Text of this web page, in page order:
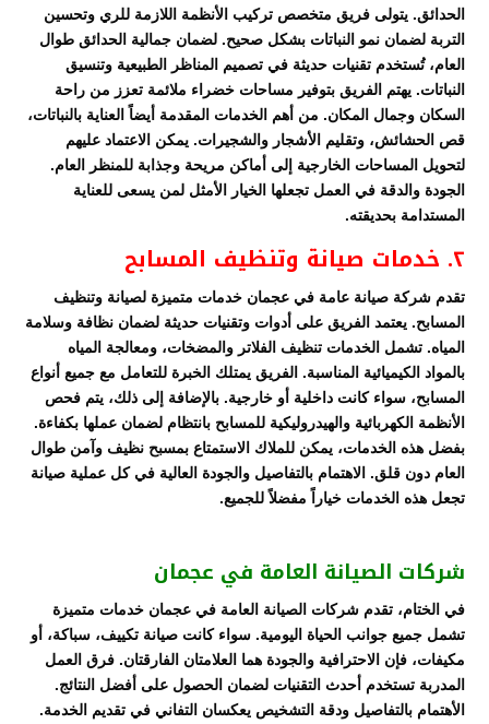
الحدائق. يتولى فريق متخصص تركيب الأنظمة اللازمة للري وتحسين
التربة لضمان نمو النباتات بشكل صحيح. لضمان جمالية الحدائق طوال
العام، تُستخدم تقنيات حديثة في تصميم المناظر الطبيعية وتنسيق
النباتات. يهتم الفريق بتوفير مساحات خضراء ملائمة تعزز من راحة
السكان وجمال المكان. من أهم الخدمات المقدمة أيضاً العناية بالنباتات،
قص الحشائش، وتقليم الأشجار والشجيرات. يمكن الاعتماد عليهم
لتحويل المساحات الخارجية إلى أماكن مريحة وجذابة للمنظر العام.
الجودة والدقة في العمل تجعلها الخيار الأمثل لمن يسعى للعناية
المستدامة بحديقته.
٢. خدمات صيانة وتنظيف المسابح
تقدم شركة صيانة عامة في عجمان خدمات متميزة لصيانة وتنظيف
المسابح. يعتمد الفريق على أدوات وتقنيات حديثة لضمان نظافة وسلامة
المياه. تشمل الخدمات تنظيف الفلاتر والمضخات، ومعالجة المياه
بالمواد الكيميائية المناسبة. الفريق يمتلك الخبرة للتعامل مع جميع أنواع
المسابح، سواء كانت داخلية أو خارجية. بالإضافة إلى ذلك، يتم فحص
الأنظمة الكهربائية والهيدروليكية للمسابح بانتظام لضمان عملها بكفاءة.
بفضل هذه الخدمات، يمكن للملاك الاستمتاع بمسبح نظيف وآمن طوال
العام دون قلق. الاهتمام بالتفاصيل والجودة العالية في كل عملية صيانة
تجعل هذه الخدمات خياراً مفضلاً للجميع.
شركات الصيانة العامة في عجمان
في الختام، تقدم شركات الصيانة العامة في عجمان خدمات متميزة
تشمل جميع جوانب الحياة اليومية. سواء كانت صيانة تكييف، سباكة، أو
مكيفات، فإن الاحترافية والجودة هما العلامتان الفارقتان. فرق العمل
المدربة تستخدم أحدث التقنيات لضمان الحصول على أفضل النتائج.
الأهتمام بالتفاصيل ودقة التشخيص يعكسان التفاني في تقديم الخدمة.